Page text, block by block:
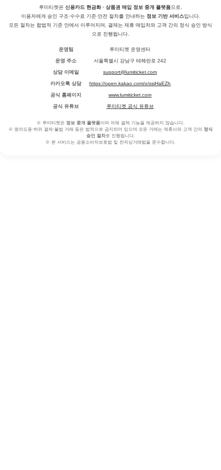
루미티켓은 신용카드 현금화 · 상품권 매입 정보 중개 플랫폼으로,
이용자에게 승인 구조·수수료 기준·안전 절차를 안내하는 정보 기반 서비스입니다.
모든 절차는 합법적 기준 안에서 이루어지며, 결제는 제휴 매입처와 고객 간의 정식 승인 방식
으로 진행됩니다.
운영팀 루미티켓 운영센터
운영 주소 서울특별시 강남구 테헤란로 242
상담 이메일 support@lumiticket.com
카카오톡 상담 https://open.kakao.com/o/ssiHaEZh
공식 홈페이지 www.lumiticket.com
공식 유튜브 루미티켓 공식 유튜브
※ 루미티켓은 정보 중개 플랫폼이며 자체 결제 기능을 제공하지 않습니다.
※ 명의도용·허위 결제·불법 거래 등은 법적으로 금지되어 있으며 모든 거래는 제휴사와 고객 간의 정식
승인 절차로 진행됩니다.
※ 본 서비스는 금융소비자보호법 및 전자상거래법을 준수합니다.